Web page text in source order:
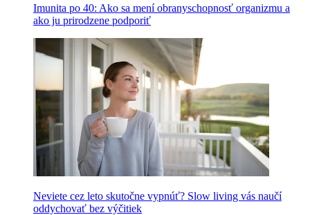
Imunita po 40: Ako sa mení obranyschopnosť organizmu a
ako ju prirodzene podporiť
Neviete cez leto skutočne vypnúť? Slow living vás naučí
oddychovať bez výčitiek